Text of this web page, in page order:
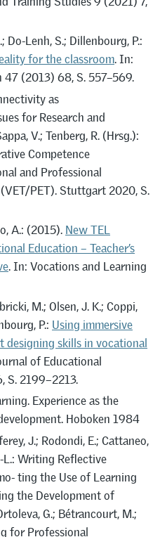
Do-Lenh, S.; Dillenbourg, P.:
for the classroom. In:
(2013) 68, S. 557–569.
as
for Research and
V.; Tenberg, R. (Hrsg.):
Competence
and Professional
PET). Stuttgart 2020, S.
A.: (2015). New TEL
Education – Teacher’s
. In: Vocations and Learning
M.; Olsen, J. K.; Coppi,
P.: Using immersive
skills in vocational
of Educational
S. 2199–2213.
Experience as the
Hoboken 1984
J.; Rodondi, E.; Cattaneo,
L.: Writing Reflective
ting the Use of Learning
the Development of
G.; Bétrancourt, M.;
for Professional